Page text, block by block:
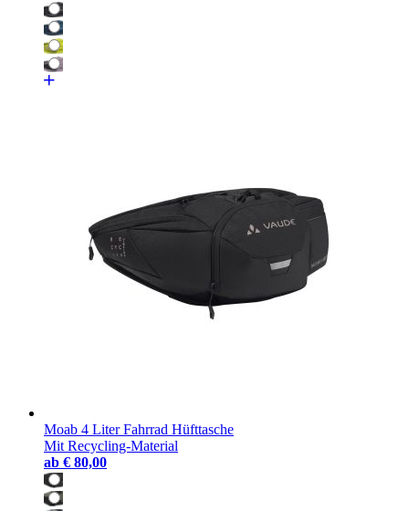
Moab 4 Liter Fahrrad Hüfttasche
Mit Recycling-Material
ab € 80,00